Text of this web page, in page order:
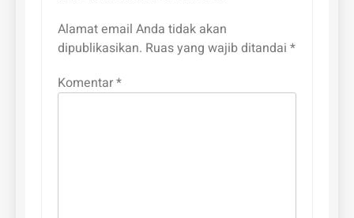
Alamat email Anda tidak akan
dipublikasikan. Ruas yang wajib ditandai *
Komentar*